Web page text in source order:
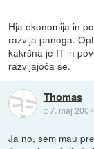
Hja ekonomija in
razvija panoga.
kakršna je IT in
razvijajoča se.
Thomas
::7. maj
Ja no, sem mau